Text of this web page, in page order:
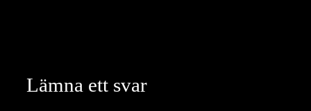
Lämna ett svar